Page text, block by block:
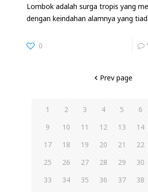
Lombok adalah surga tropis yang
dengan keindahan alamnya yang
0
Prev page
1 2 3 4 5 6
9
10 11 12 13 14
17
18 19 20 21 22
25
26 27 28 29 30
33
34 35 36 37 38